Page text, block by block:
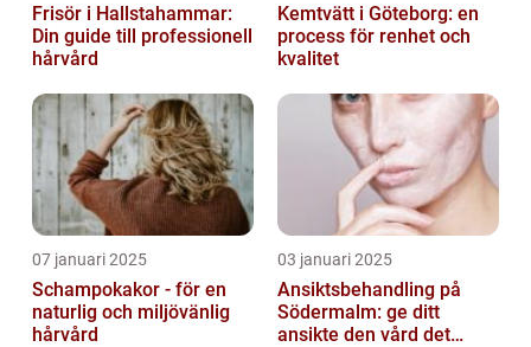
Frisör i Hallstahammar:
Din guide till professionell
hårvård
Kemtvätt i Göteborg: en
process för renhet och
kvalitet
07 januari 2025
Schampokakor - för en
naturlig och miljövänlig
hårvård
03 januari 2025
Ansiktsbehandling på
Södermalm: ge ditt
ansikte den vård det